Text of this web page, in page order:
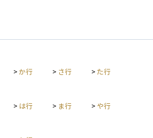
>か行 > さ行 > た行
> は行 > ま行 > や行